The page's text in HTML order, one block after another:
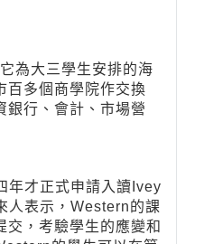
為大三學生安排的海
百多個商學院作交換
銀行、會計、市場營
年才正式申請入讀Ivey
人表示，Western的課
交，考驗學生的應變和